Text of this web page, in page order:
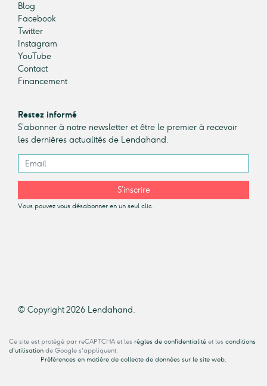
Blog
Facebook
Twitter
Instagram
YouTube
Contact
Financement
Restez informé
S’abonner à notre newsletter et être le premier à recevoir
les dernières actualités de Lendahand.
S’inscrire
Vous pouvez vous désabonner en un seul clic.
© Copyright 2026 Lendahand.
Ce site est protégé par reCAPTCHA et les règles de confidentialité et les conditions
d'utilisation de Google s'appliquent.
Préférences en matière de collecte de données sur le site web.